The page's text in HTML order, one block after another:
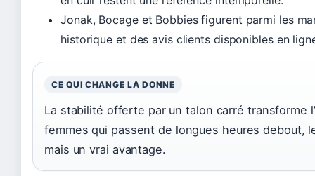
Jonak, Bocage et Bobbies figurent parmi les
historique et des avis clients disponibles en
CE QUI CHANGE LA DONNE
La stabilité offerte par un talon carré transforme
femmes qui passent de longues heures debout,
mais un vrai avantage.